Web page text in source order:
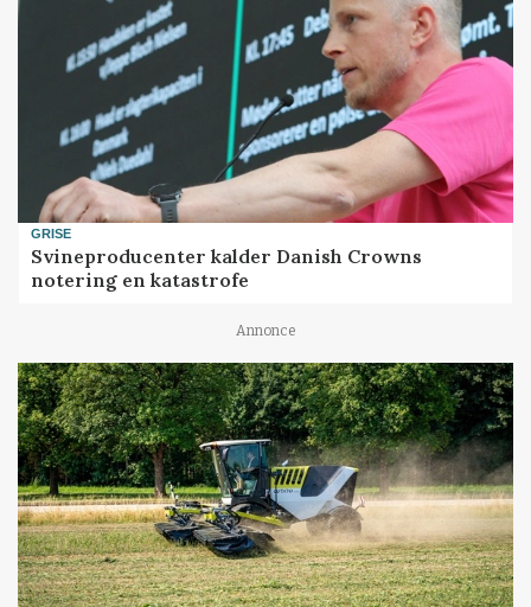
GRISE
Svineproducenter kalder Danish Crowns
notering en katastrofe
Annonce